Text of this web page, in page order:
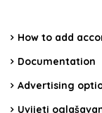
How to add
Documentation
Advertising
Uvijeti